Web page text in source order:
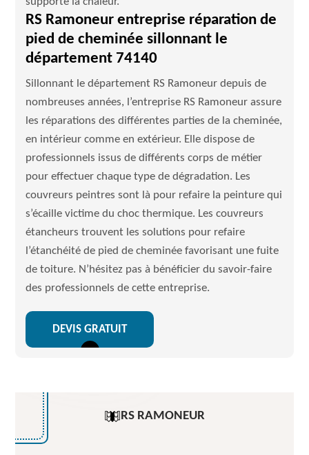
RS Ramoneur entreprise réparation de
pied de cheminée sillonnant le
département 74140
Sillonnant le département RS Ramoneur depuis de
nombreuses années, l’entreprise RS Ramoneur assure
les réparations des différentes parties de la cheminée,
en intérieur comme en extérieur. Elle dispose de
professionnels issus de différents corps de métier
pour effectuer chaque type de dégradation. Les
couvreurs peintres sont là pour refaire la peinture qui
s’écaille victime du choc thermique. Les couvreurs
étancheurs trouvent les solutions pour refaire
l’étanchéité de pied de cheminée favorisant une fuite
de toiture. N’hésitez pas à bénéficier du savoir-faire
des professionnels de cette entreprise.
DEVIS GRATUIT
RS RAMONEUR